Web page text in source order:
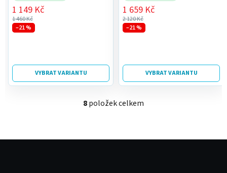
1 460 Kč
1 149 Kč
–21 %
VYBRAT VARIANTU
2 120 Kč
1 659 Kč
–21 %
VYBRAT VARIANTU
O
á
8položek celkem